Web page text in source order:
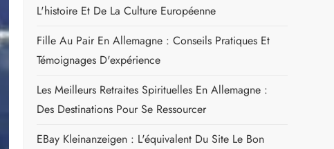
L'histoire Et De La Culture Européenne
Fille Au Pair En Allemagne : Conseils Pratiques Et
Témoignages D'expérience
Les Meilleurs Retraites Spirituelles En Allemagne :
Des Destinations Pour Se Ressourcer
EBay Kleinanzeigen : L'équivalent Du Site Le Bon